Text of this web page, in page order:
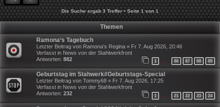
Die Suche ergab 3 Treffer • Seite1von1
Themen
Ramona‘s Tagebuch
Letzter Beitrag von Ramona's Regina « Fr 7. Aug 2026, 20:46
Verfasst in News von der Stahlwerkfront
Antworten: 882 1 86 87 88 89
Geburtstag im Stahwerk#Geburtstags-Special
Letzter Beitrag von Tommy68 « Fr 7. Aug 2026, 17:25
Verfasst in News von der Stahlwerkfront
Antworten: 232 1 … 21 22 23 24